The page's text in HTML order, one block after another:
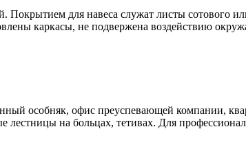
для навеса служат листы сотового
каркасы, не подвержена воздействию
особняк, офис преуспевающей компании,
на больцах, тетивах. Для